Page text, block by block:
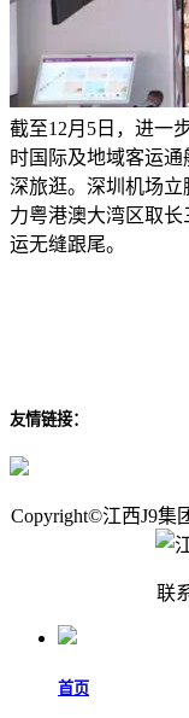
截至12月5日，进一
时国际及地域客运
深旅逛。深圳机场
力粤港澳大湾区取
运无缝跟尾。
友情链接：
Copyright©江西J9集
联
首页